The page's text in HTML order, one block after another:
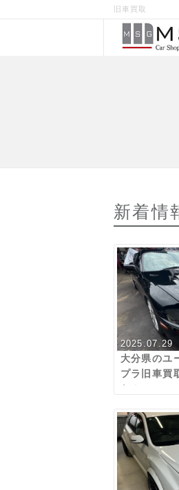
旧車買取
新着情
2025.07.29
大分県のユ
プラ旧車買
た！